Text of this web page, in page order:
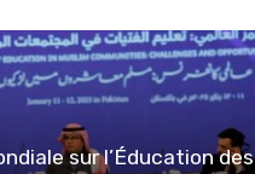
sur l’Éducation des